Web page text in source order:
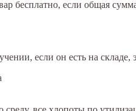
бесплатно, если общая
если он есть на складе,